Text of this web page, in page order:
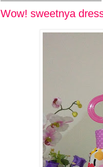
Wow! sweetnya